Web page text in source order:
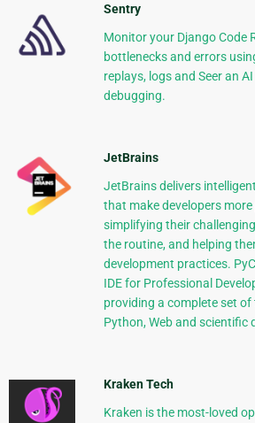
Sentry
Monitor your Django Code
bottlenecks and errors
replays, logs and Seer an
debugging.
JetBrains
JetBrains delivers
that make developers
simplifying their
the routine, and helping
development practices.
IDE for Professional
providing a complete set
Python, Web and scientific
Kraken Tech
Kraken is the most-loved